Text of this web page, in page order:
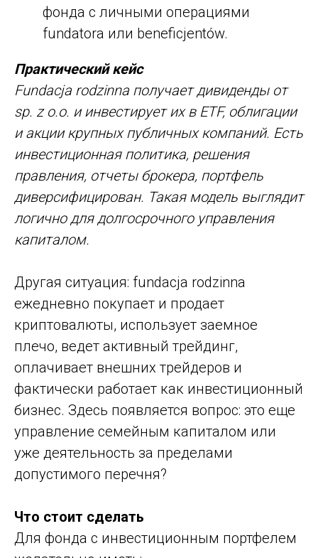
фонда с личными операциями
fundatora или beneficjentów.
Практический кейс
Fundacja rodzinna получает дивиденды от
sp. z o.o. и инвестирует их в ETF, облигации
и акции крупных публичных компаний. Есть
инвестиционная политика, решения
правления, отчеты брокера, портфель
диверсифицирован. Такая модель выглядит
логично для долгосрочного управления
капиталом.
Другая ситуация: fundacja rodzinna
ежедневно покупает и продает
криптовалюты, использует заемное
плечо, ведет активный трейдинг,
оплачивает внешних трейдеров и
фактически работает как инвестиционный
бизнес. Здесь появляется вопрос: это еще
управление семейным капиталом или
уже деятельность за пределами
допустимого перечня?
Что стоит сделать
Для фонда с инвестиционным портфелем